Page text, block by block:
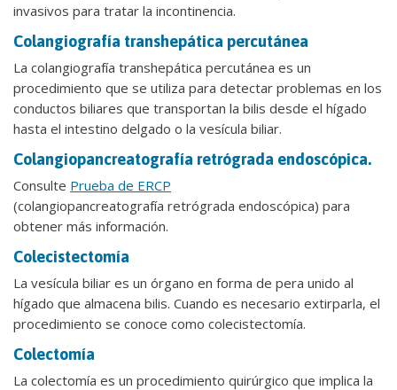
invasivos para tratar la incontinencia.
Colangiografía transhepática percutánea
La colangiografía transhepática percutánea es un
procedimiento que se utiliza para detectar problemas en los
conductos biliares que transportan la bilis desde el hígado
hasta el intestino delgado o la vesícula biliar.
Colangiopancreatografía retrógrada endoscópica.
Consulte Prueba de ERCP
(colangiopancreatografía retrógrada endoscópica) para
obtener más información.
Colecistectomía
La vesícula biliar es un órgano en forma de pera unido al
hígado que almacena bilis. Cuando es necesario extirparla, el
procedimiento se conoce como colecistectomía.
Colectomía
La colectomía es un procedimiento quirúrgico que implica la